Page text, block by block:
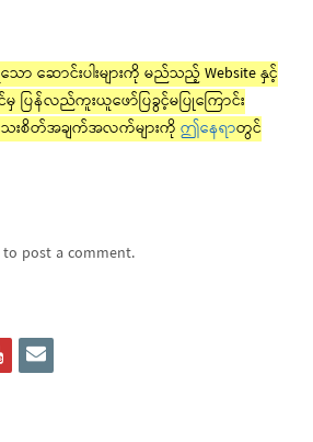
ော ဆောင်းပါးများကို မည်သည့် Website နှင့်
င်မှ ပြန်လည်ကူးယူဖော်ပြခွင့်မပြုကြောင်း
းစိတ်အချက်အလက်များကို ဤနေရာတွင်
post a comment.
y
e